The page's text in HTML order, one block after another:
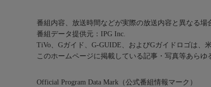
番組内容、放送時間などが実際の放送内容と異なる場
番組データ提供元：IPG Inc.
TiVo、Gガイド、G-GUIDE、およびGガイドロゴは、
このホームページに掲載している記事・写真等あらゆ
Official Program Data Mark（公式番組情報マーク）